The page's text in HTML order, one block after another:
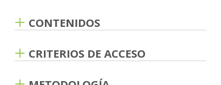
CONTENIDOS
cristianismo
CRITERIOS DE ACCESO